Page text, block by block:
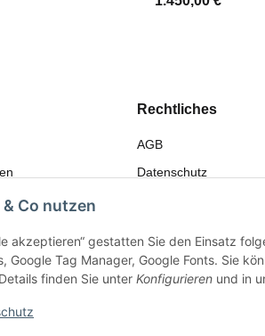
Rechtliches
AGB
Datenschutz
Impressum
Co nutzen
akzeptieren“ gestatten Sie den Einsatz
Google Tag Manager, Google Fonts. Sie
finden Sie unter Konfigurieren und in